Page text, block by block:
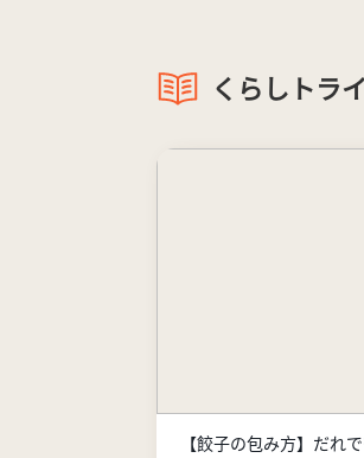
くらしトライ
【餃子の包み方】だれ